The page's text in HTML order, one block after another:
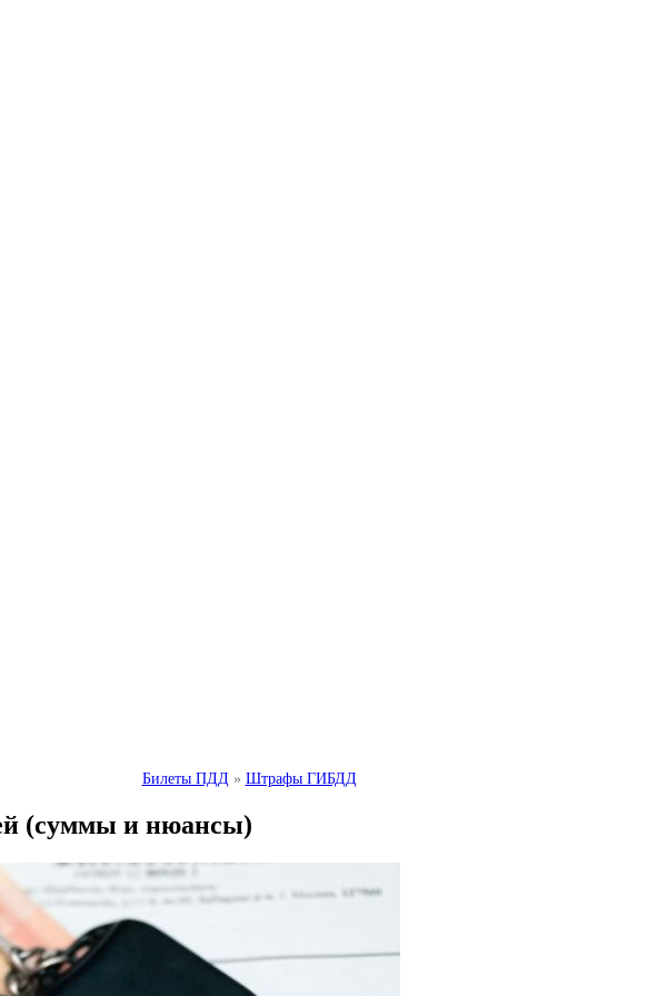
Билеты ПДД » Штрафы ГИБДД
(суммы и нюансы)